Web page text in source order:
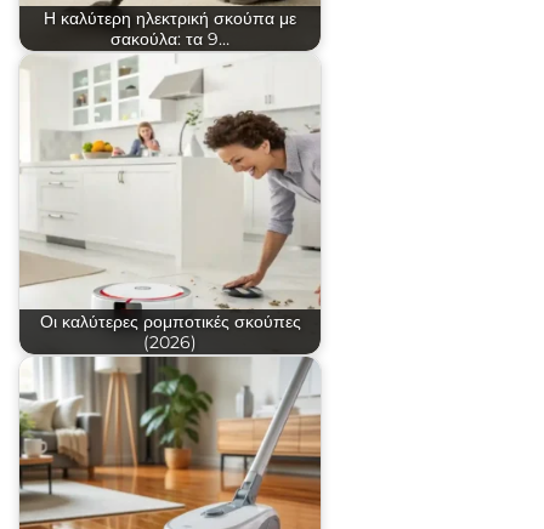
Η καλύτερη ηλεκτρική σκούπα με
σακούλα: τα 9…
Οι καλύτερες ρομποτικές σκούπες
(2026)